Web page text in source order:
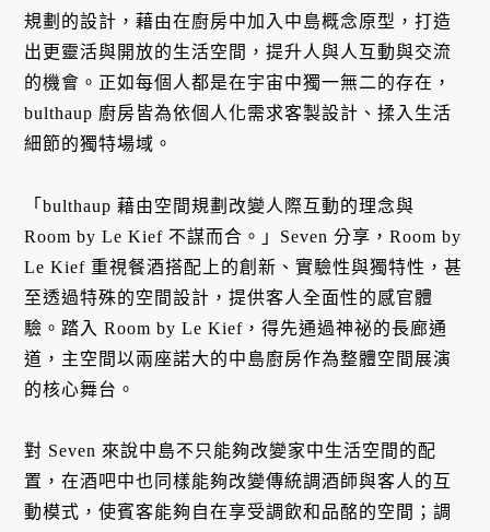
規劃的設計，藉由在廚房中加入中島概念原型，打造
出更靈活與開放的生活空間，提升人與人互動與交流
的機會。正如每個人都是在宇宙中獨一無二的存在，
bulthaup 廚房皆為依個人化需求客製設計、揉入生活
細節的獨特場域。
「bulthaup 藉由空間規劃改變人際互動的理念與
Room by Le Kief 不謀而合。」Seven 分享，Room by
Le Kief 重視餐酒搭配上的創新、實驗性與獨特性，甚
至透過特殊的空間設計，提供客人全面性的感官體
驗。踏入 Room by Le Kief，得先通過神祕的長廊通
道，主空間以兩座諾大的中島廚房作為整體空間展演
的核心舞台。
對 Seven 來說中島不只能夠改變家中生活空間的配
置，在酒吧中也同樣能夠改變傳統調酒師與客人的互
動模式，使賓客能夠自在享受調飲和品酩的空間；調